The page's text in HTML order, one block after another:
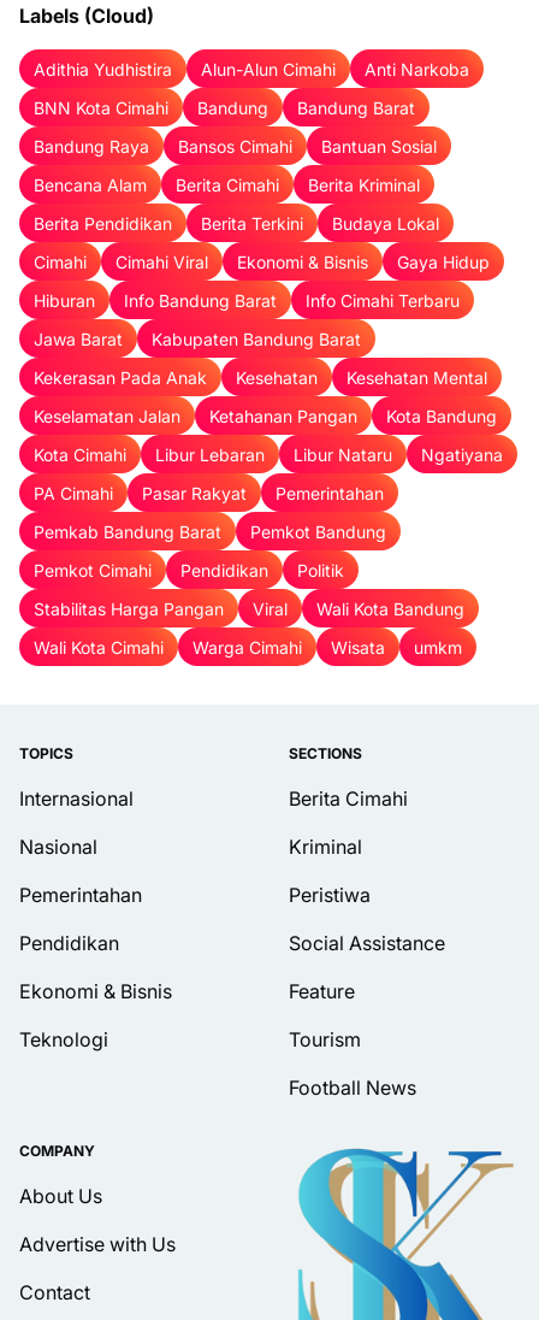
Labels (Cloud)
Adithia Yudhistira Alun-Alun Cimahi
Anti Narkoba
BNN Kota Cimahi
Bandung
Bandung Barat
Bandung Raya
Bansos Cimahi
Bantuan Sosial
Bencana Alam
Berita Cimahi
Berita Kriminal
Berita Pendidikan
Berita Terkini
Budaya Lokal
Cimahi
Cimahi Viral Ekonomi & Bisnis
Gaya Hidup
Hiburan
Info Bandung Barat
Info Cimahi Terbaru
Jawa Barat
Kabupaten Bandung Barat
Kekerasan Pada Anak
Kesehatan
Kesehatan Mental
Keselamatan Jalan
Ketahanan Pangan
Kota Bandung
Kota Cimahi
Libur Lebaran Libur Nataru
Ngatiyana
PA Cimahi
Pasar Rakyat
Pemerintahan
Pemkab Bandung Barat
Pemkot Bandung
Pemkot Cimahi
Pendidikan
Politik
Stabilitas Harga Pangan
Viral
Wali Kota Bandung
Wali Kota Cimahi
Warga Cimahi Wisata umkm
TOPICS
Internasional
Nasional
Pemerintahan
Pendidikan
Ekonomi & Bisnis
Teknologi
SECTIONS
Berita Cimahi
Kriminal
Peristiwa
Social Assistance
Feature
Tourism
Football News
COMPANY
About Us
Advertise with Us
Contact